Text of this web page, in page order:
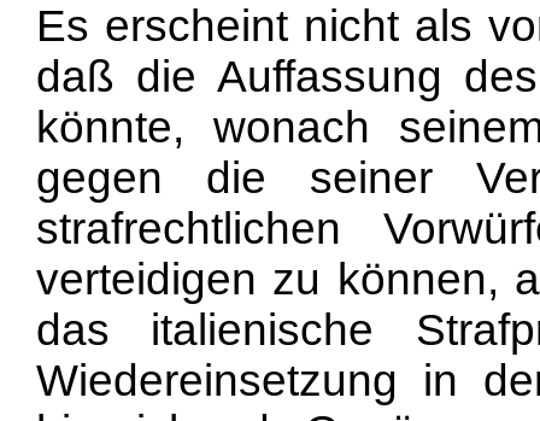
Es erscheint nicht als
daß die Auffassung
könnte, wonach
gegen die seiner
strafrechtlichen
verteidigen zu können,
das italienische
Wiedereinsetzung in